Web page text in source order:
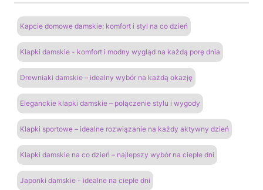
Kapcie domowe damskie: komfort i styl na co dzień
Klapki damskie - komfort i modny wygląd na każdą porę dnia
Drewniaki damskie – idealny wybór na każdą okazję
Eleganckie klapki damskie – połączenie stylu i wygody
Klapki sportowe – idealne rozwiązanie na każdy aktywny dzień
Klapki damskie na co dzień – najlepszy wybór na ciepłe dni
Japonki damskie - idealne na ciepłe dni